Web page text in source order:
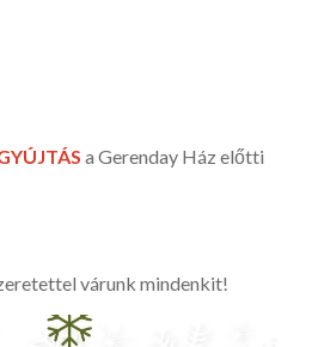
a Gerenday Ház előtti
várunk mindenkit!